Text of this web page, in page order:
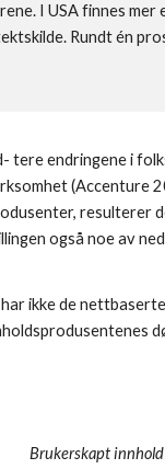
I USA finnes mer
Rundt én
tere endringene i
(Accenture
resulterer
også noe av
ikke de
Brukerskapt